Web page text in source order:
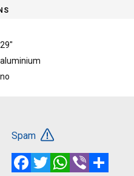
29"
aluminium
no
Spam
FacebookTwitterWhatsApp
Viber